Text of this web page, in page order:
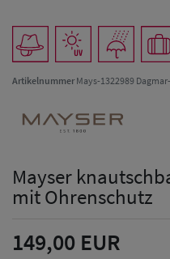
ArtikelnummerMays-1322989
Mayser
mit Ohrenschutz
149,00 EUR